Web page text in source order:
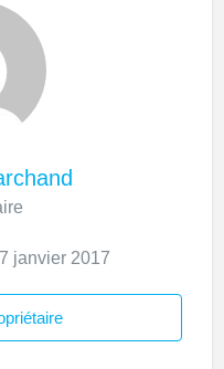
janvier 2017